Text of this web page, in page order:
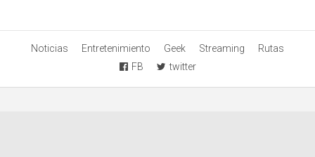
Noticias Entretenimiento Geek Streaming
Rutas
FB
twitter